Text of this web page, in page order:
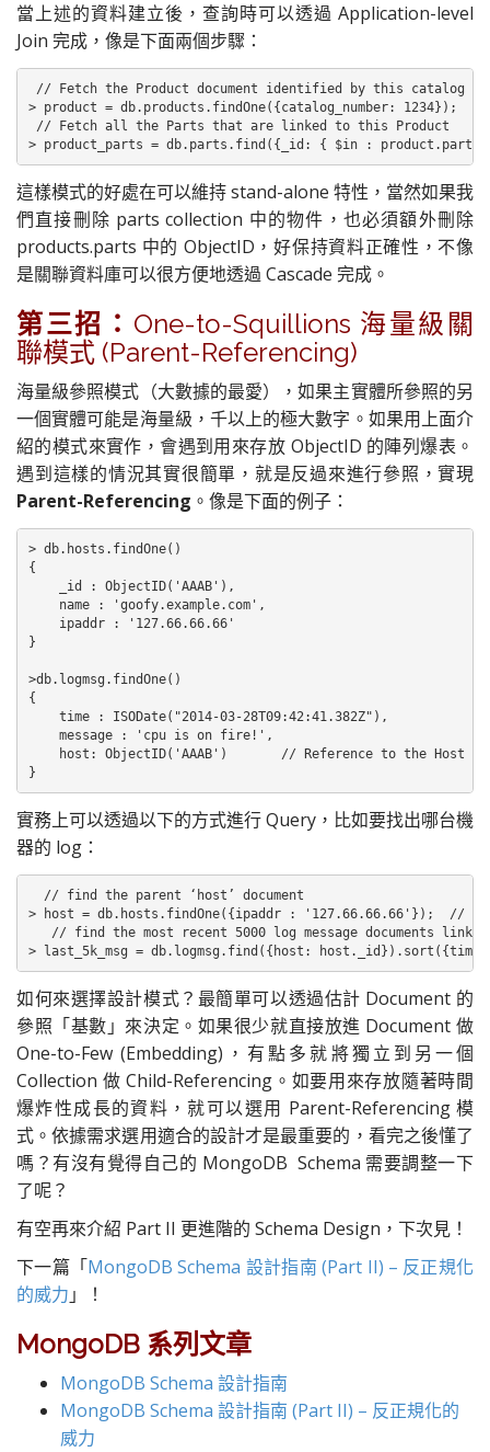
當上述的資料建立後，查詢時可以透過 Application-level
Join 完成，像是下面兩個步驟：
// Fetch the Product document identified by this catalog
> product = db.products.findOne({catalog_number: 1234});
// Fetch all the Parts that are linked to this Product
> product_parts = db.parts.find({_id: { $in :
這樣模式的好處在可以維持 stand-alone 特性，當然如果我
們直接刪除 parts collection 中的物件，也必須額外刪除
products.parts 中的 ObjectID，好保持資料正確性，不像
是關聯資料庫可以很方便地透過 Cascade 完成。
第三招： One-to-Squillions 海量級關
聯模式 (Parent-Referencing)
海量級參照模式（大數據的最愛），如果主實體所參照的另
一個實體可能是海量級，千以上的極大數字。如果用上面介
紹的模式來實作，會遇到用來存放 ObjectID 的陣列爆表。
遇到這樣的情況其實很簡單，就是反過來進行參照，實現
Parent-Referencing 。像是下面的例子：
> db.hosts.findOne()
{
    _id : ObjectID('AAAB'),
    name : 'goofy.example.com',
    ipaddr : '127.66.66.66'
}
>db.logmsg.findOne()
{
    time : ISODate("2014-03-28T09:42:41.382Z"),
    message : 'cpu is on fire!',
host: ObjectID('AAAB')       // Reference to the Host
}
實務上可以透過以下的方式進行 Query，比如要找出哪台機
器的 log：
  // find the parent ‘host’ document
> host = db.hosts.findOne({ipaddr : '127.66.66.66'});  //
// find the most recent 5000 log message documents
> last_5k_msg = db.logmsg.find({host:
如何來選擇設計模式？最簡單可以透過估計 Document 的
參照「基數」來決定。如果很少就直接放進 Document 做
One-to-Few (Embedding)，有點多就將獨立到另一個
Collection 做 Child-Referencing。如要用來存放隨著時間
爆炸性成長的資料，就可以選用 Parent-Referencing 模
式。依據需求選用適合的設計才是最重要的，看完之後懂了
嗎？有沒有覺得自己的 MongoDB Schema 需要調整一下
了呢？
有空再來介紹 Part II 更進階的 Schema Design，下次見！
下一篇「MongoDB Schema 設計指南 (Part II) – 反正規化
的威力 」！
MongoDB 系列文章
MongoDB Schema 設計指南
MongoDB Schema 設計指南 (Part II) – 反正規化的
威力